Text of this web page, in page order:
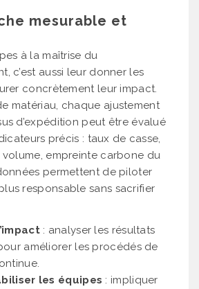
mesurable et
à la maîtrise du
c’est aussi leur donner les
concrètement leur impact.
matériau, chaque ajustement
d’expédition peut être évalué
précis : taux de casse,
empreinte carbone du
permettent de piloter
responsable sans sacrifier
: analyser les résultats
améliorer les procédés de
les équipes : impliquer